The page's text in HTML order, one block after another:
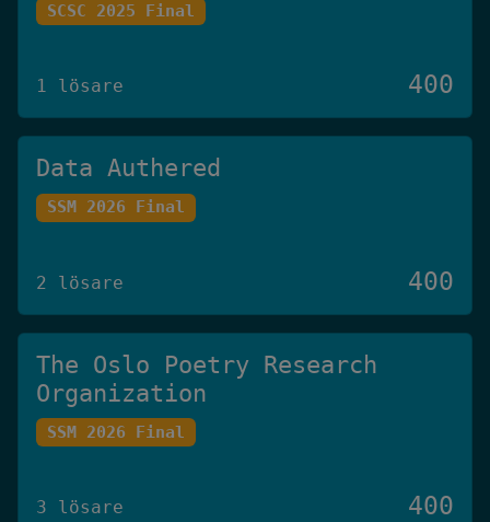
SCSC 2025 Final
1 lösare 400
Data Authered
SSM 2026 Final
2 lösare 400
The Oslo Poetry Research
Organization
SSM 2026 Final
3 lösare 400